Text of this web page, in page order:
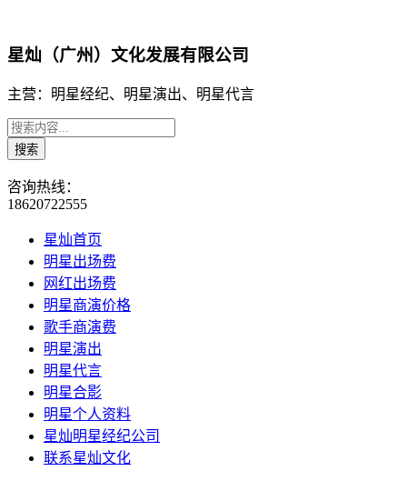
星灿（广州）文化发展有限公司
主营：明星经纪、明星演出、明星代言
咨询热线：
18620722555
星灿首页
明星出场费
网红出场费
明星商演价格
歌手商演费
明星演出
明星代言
明星合影
明星个人资料
星灿明星经纪公司
联系星灿文化